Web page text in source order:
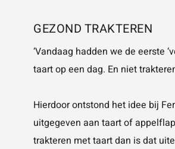
GEZOND TRAKTEREN
‘Vandaag hadden we de eerste
taart op een dag. En niet
Hierdoor ontstond het idee bij
uitgegeven aan taart of
trakteren met taart dan is dat